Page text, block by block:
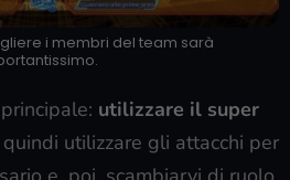
i membri del team sarà
utilizzare il super
quindi utilizzare gli attacchi per